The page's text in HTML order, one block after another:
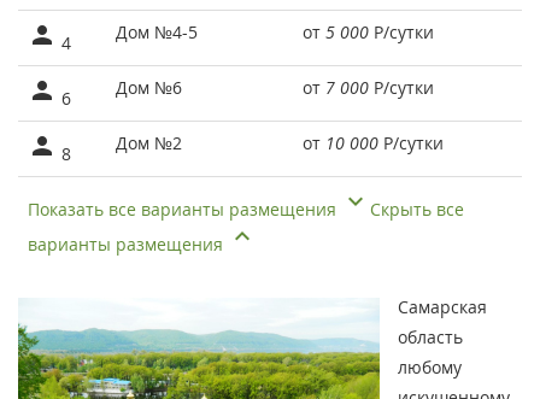
4 Дом №4-5 от 5 000 Р/сутки
6 Дом №6 от 7 000 Р/сутки
8 Дом №2 от 10 000 Р/сутки
Показать все варианты размещения
Скрыть все
варианты размещения
Самарская
область
любому